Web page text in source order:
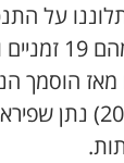
על
19
הוסמך
) נתן